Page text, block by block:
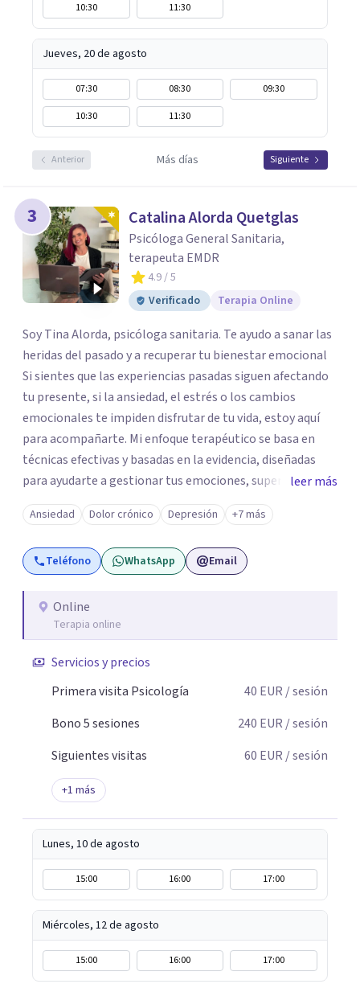
10:30
11:30
Jueves, 20 de agosto
07:30 08:30
09:30
10:30
11:30
Anterior Más días Siguiente
3 Catalina Alorda Quetglas
Psicóloga General Sanitaria,
terapeuta EMDR
4.9/ 5
Verificado
Terapia Online
Soy Tina Alorda, psicóloga sanitaria. Te ayudo a sanar las
heridas del pasado y a recuperar tu bienestar emocional
Si sientes que las experiencias pasadas siguen afectando
tu presente, si la ansiedad, el estrés o los cambios
emocionales te impiden disfrutar de tu vida, estoy aquí
para acompañarte. Mi enfoque terapéutico se basa en
técnicas efectivas y basadas en la evidencia, diseñadas
para ayudarte a gestionar tus emociones, superar
bloqueos y construir un presente con más equilibrio y
serenidad. La terapia es un espacio seguro donde puedes
explorar tu historia sin juicios. Juntos trabajaremos para
que recuperes el control de tu bienestar emocional y
leer más
Ansiedad Dolor crónico Depresión +7 más
Teléfono WhatsApp Email
Online
Terapia online
Servicios y precios
Primera visita Psicología
40 EUR / sesión
Bono 5 sesiones
240 EUR / sesión
Siguientes visitas
60 EUR / sesión
+1 más
Lunes, 10 de agosto
15:00 16:00 17:00
Miércoles, 12 de agosto
15:00 16:00 17:00